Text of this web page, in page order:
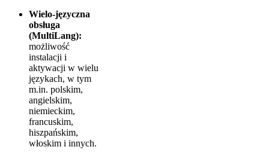
Wielo-języczna
obsługa
(MultiLang):
możliwość
instalacji i
aktywacji w wielu
językach, w tym
m.in. polskim,
angielskim,
niemieckim,
francuskim,
hiszpańskim,
włoskim i innych.